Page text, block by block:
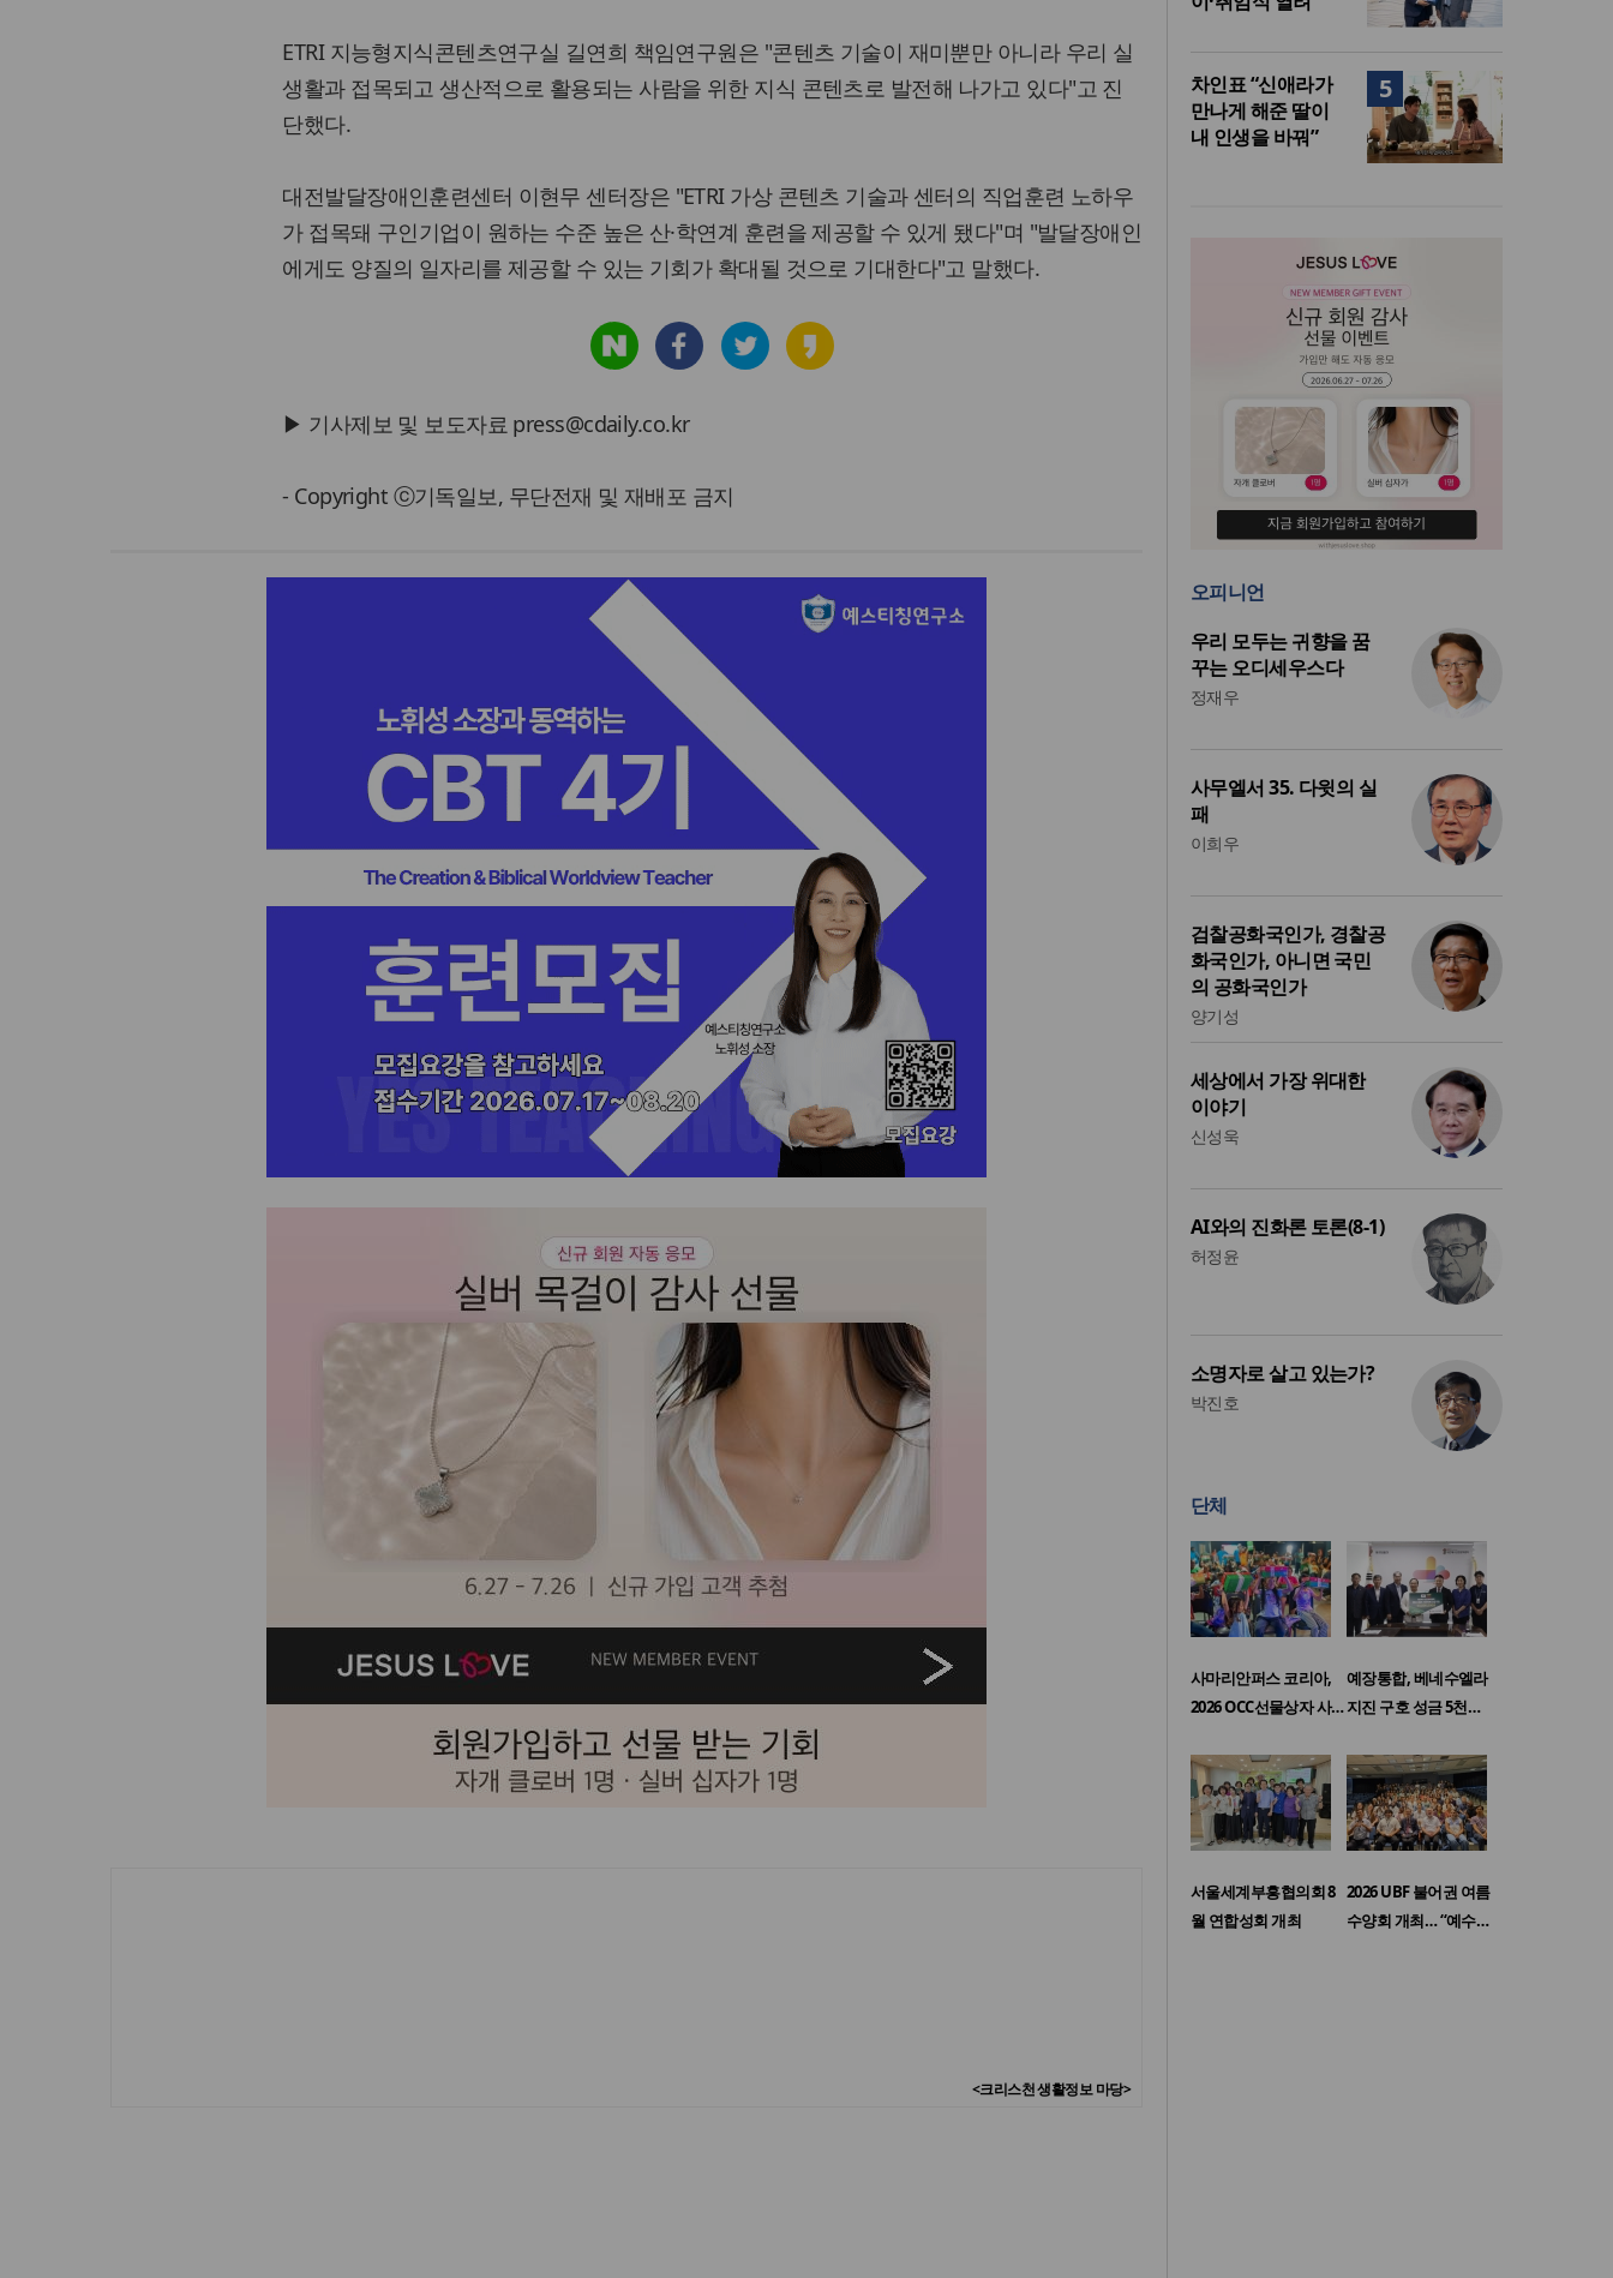
ETRI 지능형지식콘텐츠연구실 길연희 책임연구원은 "콘텐츠 기술이 재미뿐만 아니라 우리 실
생활과 접목되고 생산적으로 활용되는 사람을 위한 지식 콘텐츠로 발전해 나가고 있다"고 진
단했다.
대전발달장애인훈련센터 이현무 센터장은 "ETRI 가상 콘텐츠 기술과 센터의 직업훈련 노하우
가 접목돼 구인기업이 원하는 수준 높은 산·학연계 훈련을 제공할 수 있게 됐다"며 "발달장애인
에게도 양질의 일자리를 제공할 수 있는 기회가 확대될 것으로 기대한다"고 말했다.
▶ 기사제보 및 보도자료 press@cdaily.co.kr
- Copyright ⓒ기독일보, 무단전재 및 재배포 금지
<크리스천 생활정보 마당>
5
차인표 “신애라가
만나게 해준 딸이
내 인생을 바꿔”
오피니언
우리 모두는 귀향을 꿈
꾸는 오디세우스다
정재우
사무엘서 35. 다윗의 실
패
이희우
검찰공화국인가, 경찰공
화국인가, 아니면 국민
의 공화국인가
양기성
세상에서 가장 위대한
이야기
신성욱
AI와의 진화론 토론(8-1)
허정윤
소명자로 살고 있는가?
박진호
단체
사마리안퍼스 코리아,
2026 OCC선물상자 사…
예장통합, 베네수엘라
지진 구호 성금 5천…
서울세계부흥협의회 8
월 연합성회 개최
2026 UBF 불어권 여름
수양회 개최… “예수…